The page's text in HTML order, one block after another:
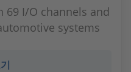
69 I/O channels and
systems